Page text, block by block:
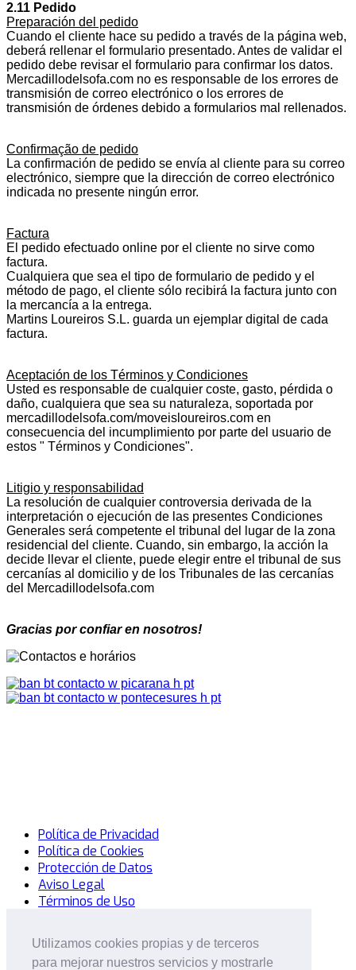
Utilizamos cookies propias y de terceros
para mejorar nuestros servicios y mostrarle
Utilizamos cookies propias y de terceros
para mejorar nuestros servicios y mostrarle
2.11 Pedido
Preparación del pedido
Cuando el cliente hace su pedido a través de la página web,
deberá rellenar el formulario presentado. Antes de validar el
pedido debe revisar el formulario para confirmar los datos.
Mercadillodelsofa.com no es responsable de los errores de
transmisión de correo electrónico o los errores de
transmisión de órdenes debido a formularios mal rellenados.
Confirmação de pedido
La confirmación de pedido se envía al cliente para su correo
electrónico, siempre que la dirección de correo electrónico
indicada no presente ningún error.
Factura
El pedido efectuado online por el cliente no sirve como
factura.
Cualquiera que sea el tipo de formulario de pedido y el
método de pago, el cliente sólo recibirá la factura junto con
la mercancía a la entrega.
Martins Loureiros S.L. guarda un ejemplar digital de cada
factura.
Aceptación de los Términos y Condiciones
Usted es responsable de cualquier coste, gasto, pérdida o
daño, cualquiera que sea su naturaleza, soportada por
mercadillodelsofa.com/moveisloureiros.com en
consecuencia del incumplimiento por parte del usuario de
estos " Términos y Condiciones".
Litigio y responsabilidad
La resolución de cualquier controversia derivada de la
interpretación o ejecución de las presentes Condiciones
Generales será competente el tribunal del lugar de la zona
residencial del cliente. Cuando, sin embargo, la acción la
decide llevar el cliente, puede elegir entre el tribunal de sus
cercanías al domicilio y de los Tribunales de las cercanías
del Mercadillodelsofa.com
Gracias por confiar en nosotros!
Política de Privacidad
Política de Cookies
Protección de Datos
Aviso Legal
Términos de Uso
Reservados.Desarrollo: MatrizActiva